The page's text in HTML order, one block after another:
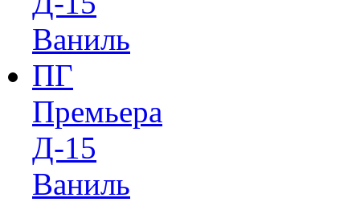
Премьера
Д-15
Ваниль